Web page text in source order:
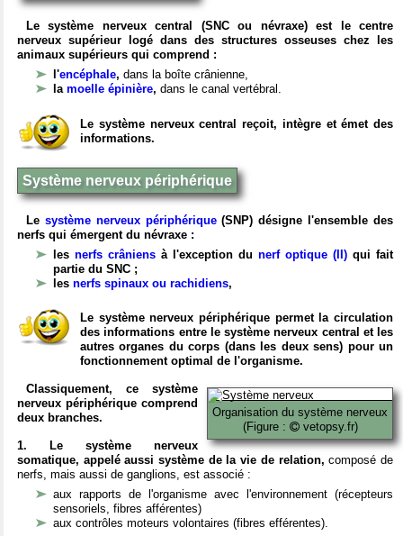
Le système nerveux central (SNC ou névraxe) est le centre
nerveux supérieur logé dans des structures osseuses chez les
animaux supérieurs qui comprend :
l'encéphale, dans la boîte crânienne,
la moelle épinière, dans le canal vertébral.
Le système nerveux central reçoit, intègre et émet des
informations.
Système nerveux périphérique
Le système nerveux périphérique(SNP) désigne l'ensemble des
nerfs qui émergent du névraxe :
les nerfs crâniens à l'exception du nerf optique (II) qui fait
partie du SNC ;
les nerfs spinaux ou rachidiens,
Le système nerveux périphérique permet la circulation
des informations entre le système nerveux central et les
autres organes du corps (dans les deux sens) pour un
fonctionnement optimal de l'organisme.
Organisation du système nerveux
(Figure :
vetopsy.fr)
Classiquement, ce système
nerveux périphérique comprend
deux branches.
1. Le système nerveux
somatique, appelé aussi système de la vie de relation, composé de
nerfs, mais aussi de ganglions, est associé :
aux rapports de l'organisme avec l'environnement (récepteurs
sensoriels, fibres afférentes)
aux contrôles moteurs volontaires (fibres efférentes).